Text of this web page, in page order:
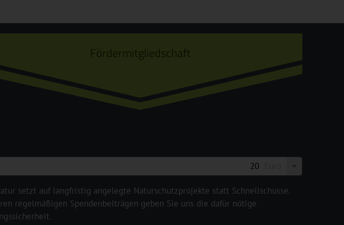
Fördermitgliedschaft
setzt auf langfristig angelegte Naturschutzprojekte statt Schnellschüsse.
regelmäßigen Spendenbeiträgen geben Sie uns die dafür nötige